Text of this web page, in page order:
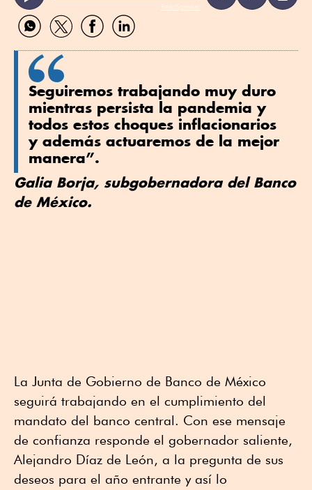
ReadSpeaker
Compartir
por
Compartir
por
Compartir
por
Compartir
por
Seguiremos trabajando muy duro
mientras persista la pandemia y
todos estos choques inflacionarios
y además actuaremos de la mejor
manera”.
Galia Borja, subgobernadora del Banco
de México.
La Junta de Gobierno de Banco de México
seguirá trabajando en el cumplimiento del
mandato del banco central. Con ese mensaje
de confianza responde el gobernador saliente,
Alejandro Díaz de León, a la pregunta de sus
deseos para el año entrante y así lo